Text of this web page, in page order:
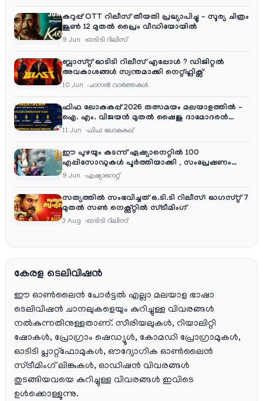
കറുപ്പ് OTT റിലീസ് തീയതി പ്രഖ്യാപിച്ചു – സൂര്യ ചിത്രം
ജൂൺ 12 മുതൽ പ്രൈം വീഡിയോയിൽ
9 Jun ഓടിടി റിലീസ്
ബ്ലാസ്റ്റ് ഓടിടി റിലീസ് എപ്പോൾ ? ഡിജിറ്റൽ
അവകാശങ്ങൾ സ്വന്തമാക്കി നെറ്റ്ഫ്ലിക്സ്
10 Jun ചാനല്‍ വാര്‍ത്തകള്‍
ഫിഫ ലോകകപ്പ് 2026 തത്സമയം മലയാളത്തിൽ –
ഐ. എം. വിജയൻ മുതൽ ഷൈജു ദാമോദരൻ
വരെ കമന്ററി സംഘത്തിൽ
11 Jun ഫിഫ ലോകകപ്പ്
ഈ പുഴയും കടന്ന് ഏഷ്യാനെറ്റിൽ 100
എപ്പിസോഡുകൾ പൂർത്തിയാക്കി , സംപ്രേഷണം
തിങ്കൾ മുതൽ വെള്ളി വരെ രാത്രി 9:30 ന്
9 Jun ഏഷ്യാനെറ്റ്‌
സത്യത്തിൽ സംഭവിച്ചത് ഒ.ടി.ടി റിലീസ്: ഓഗസ്റ്റ് 7
മുതൽ സൺ നെക്സ്റ്റിൽ സ്ട്രീമിംഗ്
3 Aug ഓടിടി റിലീസ്
കേരള ടെലിവിഷൻ
ഈ ഓൺലൈൻ പോർട്ടൽ എല്ലാ മലയാള ഭാഷാ
ടെലിവിഷൻ ചാനലുകളെയും കുറിച്ചുള്ള വിവരങ്ങൾ
നൽകുന്നതിനുള്ളതാണ്. സീരിയലുകൾ, റിയാലിറ്റി
ഷോകൾ, പ്രോഗ്രാം ഷെഡ്യൂൾ, കോമഡി പ്രോഗ്രാമുകൾ,
ഓടിടി പ്ലാറ്റ്‌ഫോമുകൾ, ഔദ്യോഗിക ഓൺലൈൻ
സ്ട്രീമിംഗ് ലിങ്കുകൾ, ഓഡിഷൻ വിവരങ്ങൾ
തുടങ്ങിയവയെ കുറിച്ചുള്ള വിവരങ്ങൾ ഇവിടെ
ഉൾക്കൊള്ളുന്നു.